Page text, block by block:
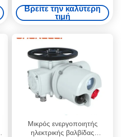
μοίρες προειδοποιημένη από
έκρηξη από την ώθηση με
σύνδεση φλάντζας για HVAC
Βρείτε την καλύτερη
τιμή
Μικρός ενεργοποιητής
ηλεκτρικής βαλβίδας